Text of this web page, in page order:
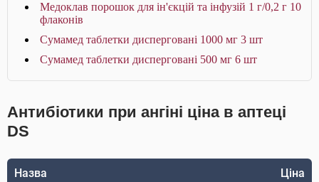
Медоклав порошок для ін'єкцій та інфузій 1 г/0,2 г 10
флаконів
Сумамед таблетки дисперговані 1000 мг 3 шт
Сумамед таблетки дисперговані 500 мг 6 шт
Антибіотики при ангіні ціна в аптеці
DS
Назва Ціна